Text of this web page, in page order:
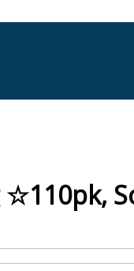
☆110pk,